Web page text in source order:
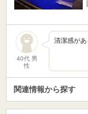
40代 男
性
清潔感が
関連情報から探す